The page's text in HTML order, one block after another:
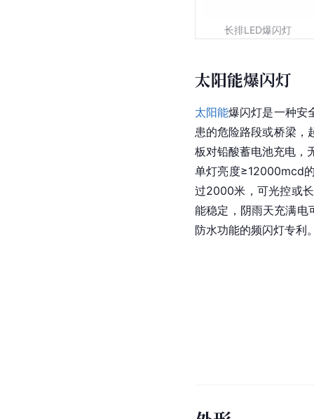
长排LED爆闪灯
太阳能爆闪灯
太阳能爆闪灯是一种安
患的危险路段或桥梁，
板对铅酸蓄电池充电，
单灯亮度≥12000mcd
过2000米，可光控或
能稳定，阴雨天充满电
防水功能的频闪灯专利